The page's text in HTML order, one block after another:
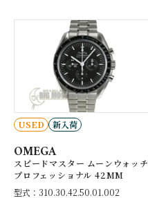
USED 新入荷
OMEGA
スピードマスター ムーンウォッチ
プロフェッショナル 42MM
型式：310.30.42.50.01.002